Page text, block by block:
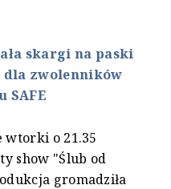
skargi na paski
zwolenników
SAFE
wtorki o 21.35
show "Ślub od
gromadziła